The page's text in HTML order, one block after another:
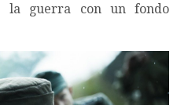
la guerra con un fondo